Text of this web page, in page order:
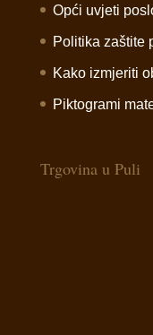
Opći uvjeti
Politika zaštite
Kako izmjeriti
Piktogrami
Trgovina u Puli